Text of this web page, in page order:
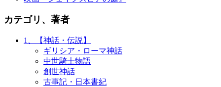
カテゴリ、著者
1、【神話・伝説】
ギリシア・ローマ神話
中世騎士物語
創世神話
古事記・日本書紀